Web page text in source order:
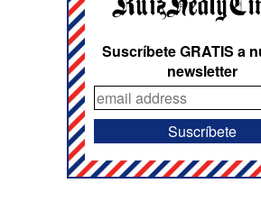
Suscríbete GRATIS a
newsletter